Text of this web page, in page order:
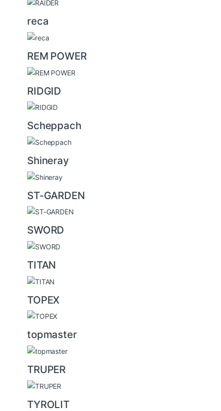
reca
REM POWER
RIDGID
Scheppach
Shineray
ST-GARDEN
SWORD
TITAN
TOPEX
topmaster
TRUPER
TYROLIT